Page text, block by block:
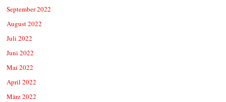
September 2022
August 2022
Juli 2022
Juni 2022
Mai 2022
April 2022
März 2022